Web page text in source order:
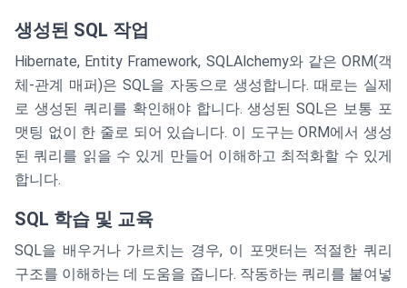
생성된 SQL 작업
Hibernate, Entity Framework, SQLAlchemy와 같은 ORM(객
체-관계 매퍼)은 SQL을 자동으로 생성합니다. 때로는 실제
로 생성된 쿼리를 확인해야 합니다. 생성된 SQL은 보통 포
맷팅 없이 한 줄로 되어 있습니다. 이 도구는 ORM에서 생성
된 쿼리를 읽을 수 있게 만들어 이해하고 최적화할 수 있게
합니다.
SQL 학습 및 교육
SQL을 배우거나 가르치는 경우, 이 포맷터는 적절한 쿼리
구조를 이해하는 데 도움을 줍니다. 작동하는 쿼리를 붙여넣